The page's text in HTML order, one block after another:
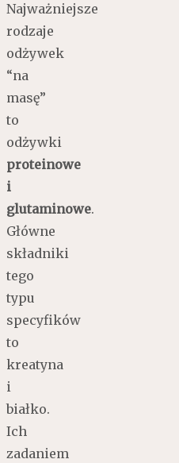
Najważniejsze
rodzaje
odżywek
“na
masę”
to
odżywki
proteinowe
i
glutaminowe.
Główne
składniki
tego
typu
specyfików
to
kreatyna
i
białko.
Ich
zadaniem